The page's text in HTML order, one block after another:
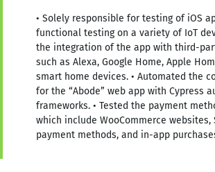
• Solely responsible for testing of iOS
functional testing on a variety of IoT
the integration of the app with third-
such as Alexa, Google Home, Apple
smart home devices. • Automated the
for the “Abode” web app with Cypress
frameworks. • Tested the payment
which include WooCommerce websites,
payment methods, and in-app